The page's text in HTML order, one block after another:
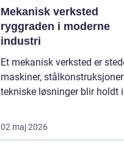
Mekanisk verksted
ryggraden i moderne
industri
Et mekanisk verksted er
maskiner,
tekniske løsninger blir holdt
02 maj 2026